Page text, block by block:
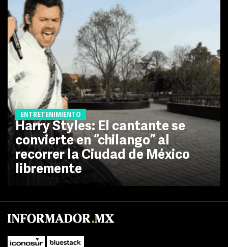
ENTRETENIMIENTO
Harry Styles: El cantante se
convierte en “chilango” al
recorrer la Ciudad de México
libremente